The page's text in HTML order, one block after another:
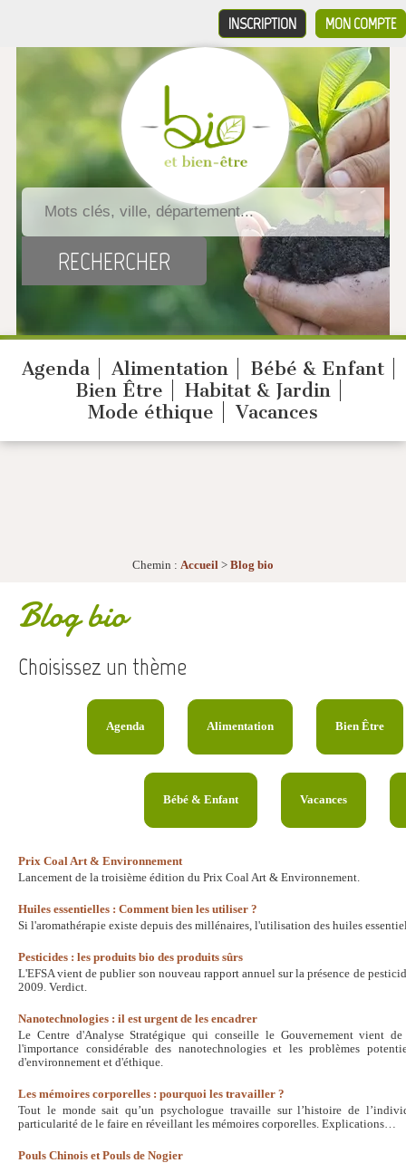
MON COMPTE
INSCRIPTION
Agenda Alimentation
Bébé & Enfant
Bien Être
Habitat & Jardin
Mode éthique
Vacances
Chemin : Accueil > Blog bio
Blog bio
Choisissez un thème
Agenda Alimentation Bien Être
Bébé & Enfant Vacances
Prix Coal Art & Environnement
Lancement de la troisième édition du Prix Coal Art & Environnement.
Huiles essentielles : Comment bien les utiliser ?
Si l'aromathérapie existe depuis des millénaires, l'utilisation des huiles
Pesticides : les produits bio des produits sûrs
L'EFSA vient de publier son nouveau rapport annuel sur la présence de
2009. Verdict.
Nanotechnologies : il est urgent de les encadrer
Le Centre d'Analyse Stratégique qui conseille le Gouvernement vient
l'importance considérable des nanotechnologies et les problèmes
d'environnement et d'éthique.
Les mémoires corporelles : pourquoi les travailler ?
Tout le monde sait qu’un psychologue travaille sur l’histoire de
particularité de le faire en réveillant les mémoires corporelles. Explications…
Pouls Chinois et Pouls de Nogier